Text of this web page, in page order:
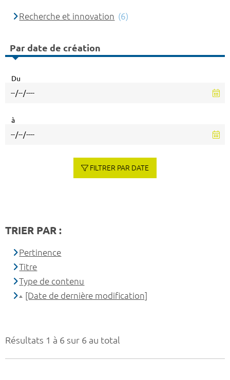
Résultats 1 à 6 sur 6 au total
Recherche et innovation (6)
Par date de création
Du
à
FILTRER PAR DATE
TRIER PAR :
Pertinence
Titre
Type de contenu
[Date de dernière modification]